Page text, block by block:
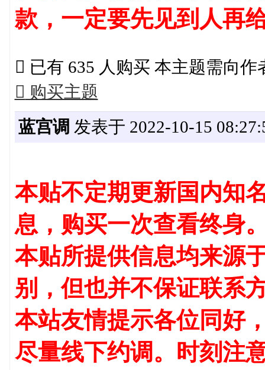
款，一定要先见到人再
 已有 635 人购买 本主题需向
 购买主题
蓝宫调 发表于 2022-10-15
本贴不定期更新国内知
息，购买一次查看终身
本贴所提供信息均来源
别，但也并不保证联系
本站友情提示各位同好
尽量线下约调。时刻注